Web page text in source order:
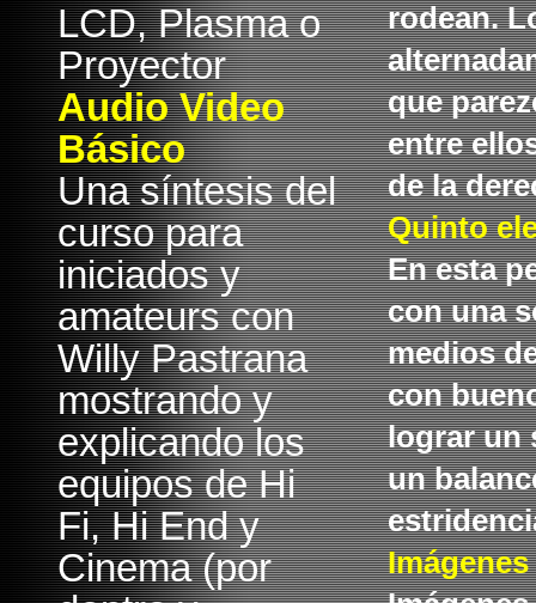
LCD, Plasma o
Proyector
Audio Video
Básico
Una síntesis del
curso para
iniciados y
amateurs con
Willy Pastrana
mostrando y
explicando los
equipos de Hi
Fi, Hi End y
Cinema (por
rodean.
que
entre
de la
Quinto
En esta
con una
medios
con
lograr un
un
Imágenes